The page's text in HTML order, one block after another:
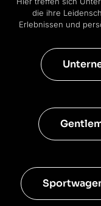
die ihre
Erlebnissen und